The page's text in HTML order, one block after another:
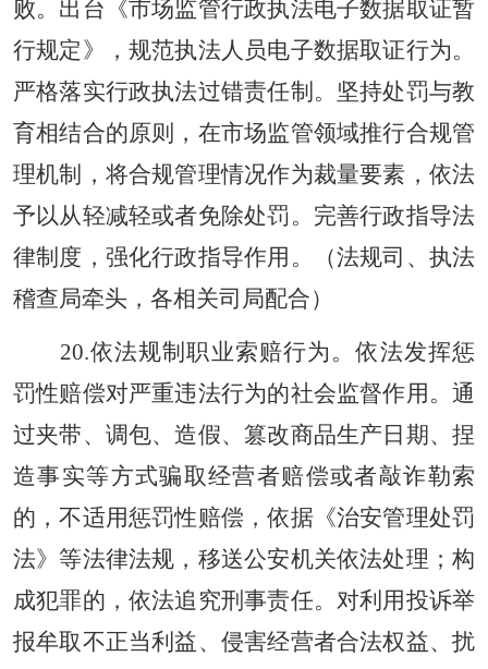
败。出台《市场监管行政执法电子数据取证暂
行规定》，规范执法人员电子数据取证行为。
严格落实行政执法过错责任制。坚持处罚与教
育相结合的原则，在市场监管领域推行合规管
理机制，将合规管理情况作为裁量要素，依法
予以从轻减轻或者免除处罚。完善行政指导法
律制度，强化行政指导作用。（法规司、执法
稽查局牵头，各相关司局配合）
20.依法规制职业索赔行为。依法发挥惩
罚性赔偿对严重违法行为的社会监督作用。通
过夹带、调包、造假、篡改商品生产日期、捏
造事实等方式骗取经营者赔偿或者敲诈勒索
的，不适用惩罚性赔偿，依据《治安管理处罚
法》等法律法规，移送公安机关依法处理；构
成犯罪的，依法追究刑事责任。对利用投诉举
报牟取不正当利益、侵害经营者合法权益、扰